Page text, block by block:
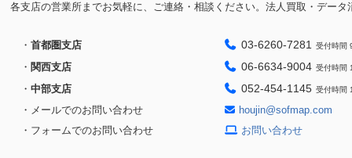
各支店の営業所までお気軽に、ご連絡・相談ください。法人買取・デー
・ 首都圏支店 03-6260-7281 受付時間
・ 関西支店 06-6634-9004 受付時間
・ 中部支店 052-454-1145 受付時間
・メールでのお問い合わせ
houjin@sofmap.com
・フォームでのお問い合わせ
お問い合わせ